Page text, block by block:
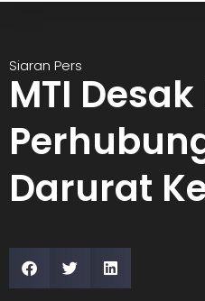
Siaran Pers
MTI
Darurat